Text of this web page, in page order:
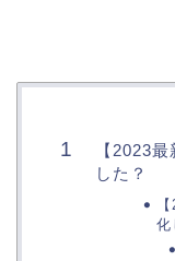
【2023
した？
化